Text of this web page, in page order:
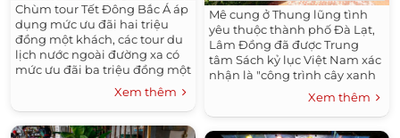
Chùm tour Tết Đông Bắc Á áp
dụng mức ưu đãi hai triệu
đồng một khách, các tour du
lịch nước ngoài đường xa có
mức ưu đãi ba triệu đồng một
Xem thêm
Mê cung ở Thung lũng tình
yêu thuộc thành phố Đà Lạt,
Lâm Đồng đã được Trung
tâm Sách kỷ lục Việt Nam xác
nhận là "công trình cây xanh
Xem thêm